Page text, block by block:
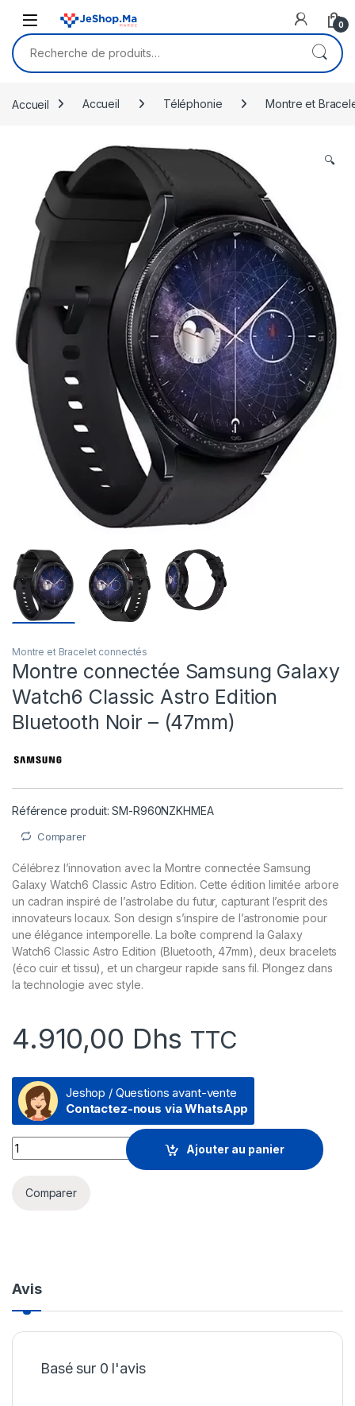
0
Recherche pour :
Accueil Accueil Téléphonie Montre et
🔍
Montre et Bracelet connectés
Montre connectée Samsung Galaxy
Watch6 Classic Astro Edition
Bluetooth Noir – (47mm)
Référence produit: SM-R960NZKHMEA
Comparer
Célébrez l’innovation avec la Montre connectée Samsung
Galaxy Watch6 Classic Astro Edition. Cette édition limitée arbore
un cadran inspiré de l’astrolabe du futur, capturant l’esprit des
innovateurs locaux. Son design s’inspire de l’astronomie pour
une élégance intemporelle. La boîte comprend la Galaxy
Watch6 Classic Astro Edition (Bluetooth, 47mm), deux bracelets
(éco cuir et tissu), et un chargeur rapide sans fil. Plongez dans
la technologie avec style.
4.910,00 Dhs TTC
Jeshop / Questions avant-vente
Contactez-nous via WhatsApp
Montre connectée Samsung Galaxy Watch6 Classic Astro
Ajouter au panier
Comparer
Avis
Basé sur 0 l'avis